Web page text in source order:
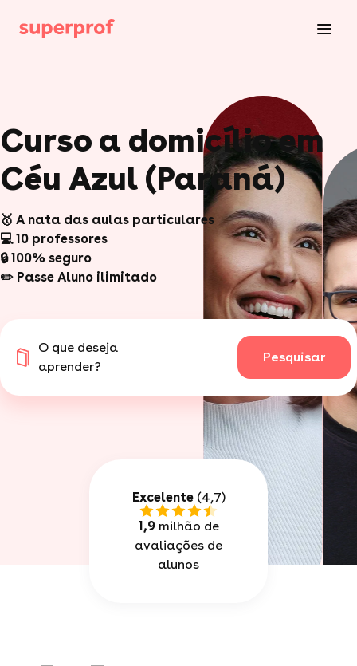
Curso a domicílio em
Céu Azul (Paraná)
🥇 A nata das aulas particulares
💻 10 professores
🔒 100% seguro
✏️ Passe Aluno ilimitado
O que deseja
aprender?
Pesquisar
Excelente(4,7)
1,9milhão de
avaliações de
alunos